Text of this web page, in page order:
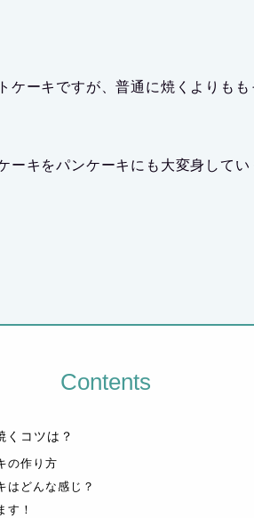
ケーキですが、普通に焼くよりも
ーキをパンケーキにも大変身してい
Contents
くコツは？
の作り方
はどんな感じ？
す！